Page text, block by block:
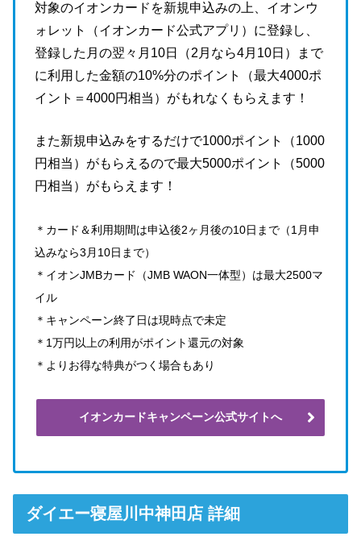
対象のイオンカードを新規申込みの上、イオンウ
ォレット（イオンカード公式アプリ）に登録し、
登録した月の翌々月10日（2月なら4月10日）まで
に利用した金額の10%分のポイント（最大4000ポ
イント＝4000円相当）がもれなくもらえます！
また新規申込みをするだけで1000ポイント（1000
円相当）がもらえるので最大5000ポイント（5000
円相当）がもらえます！
＊カード＆利用期間は申込後2ヶ月後の10日まで（1月申
込みなら3月10日まで）
＊イオンJMBカード（JMB WAON一体型）は最大2500マ
イル
＊キャンペーン終了日は現時点で未定
＊1万円以上の利用がポイント還元の対象
＊よりお得な特典がつく場合もあり
イオンカードキャンペーン公式サイトへ
ダイエー寝屋川中神田店 詳細